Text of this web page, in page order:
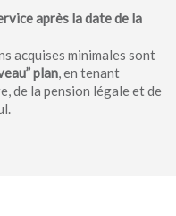
après la date de la
acquises minimales sont
plan, en tenant
de la pension légale et de